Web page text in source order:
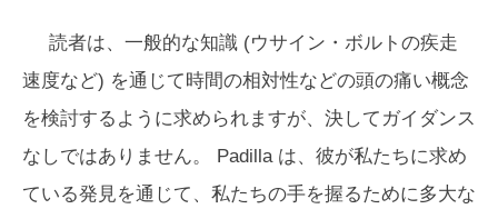
読者は、一般的な知識 (ウサイン・ボルトの疾走
速度など) を通じて時間の相対性などの頭の痛い概念
を検討するように求められますが、決してガイダンス
なしではありません。 Padilla は、彼が私たちに求め
ている発見を通じて、私たちの手を握るために多大な